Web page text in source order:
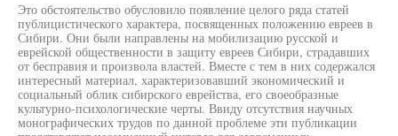
Это обстоятельство обусловило появление целого ряда статей
публицистического характера, посвященных положению евреев в
Сибири. Они были направлены на мобилизацию русской и
еврейской общественности в защиту евреев Сибири, страдавших
от бесправия и произвола властей. Вместе с тем в них содержался
интересный материал, характеризовавший экономический и
социальный облик сибирского еврейства, его своеобразные
культурно-психологические черты. Ввиду отсутствия научных
монографических трудов по данной проблеме эти публикации